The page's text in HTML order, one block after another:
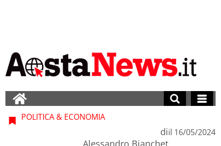
POLITICA & ECONOMIA
di
Alessandro Bianchet
il 16/05/2024